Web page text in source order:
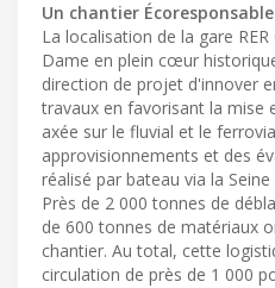
Un chantier Écoresponsable
La localisation de la gare
Dame en plein cœur
direction de projet d'innover
travaux en favorisant la mise
axée sur le fluvial et le
approvisionnements et des
réalisé par bateau via la
Près de 2 000 tonnes de
de 600 tonnes de matériaux
chantier. Au total, cette
circulation de près de 1 000